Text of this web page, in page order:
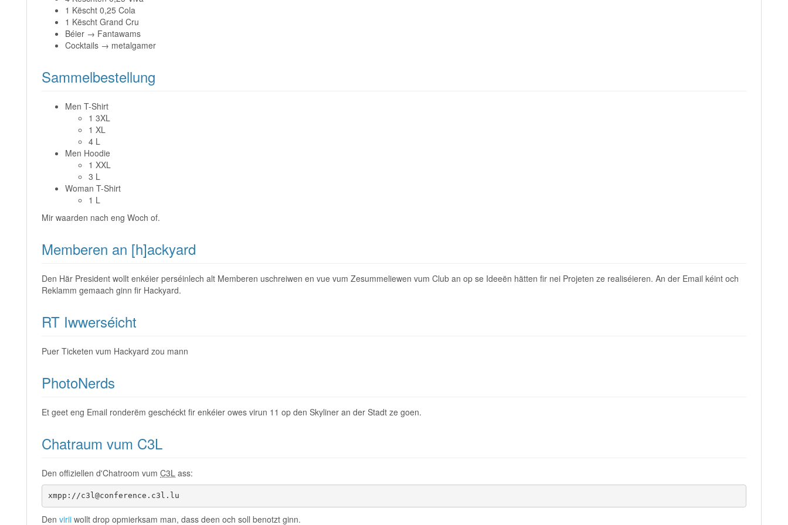
1 Këscht 0,25 Cola
1 Këscht Grand Cru
Béier → Fantawams
Cocktails → metalgamer
Sammelbestellung
Men T-Shirt
1 3XL
1 XL
4 L
Men Hoodie
1 XXL
3 L
Woman T-Shirt
1 L
Mir waarden nach eng Woch of.
Memberen an [h]ackyard
Den Här President wollt enkéier perséinlech alt Memberen uschreiwen en vue vum Zesummeliewen vum Club an op se Ideeën hätten fir nei Projeten ze realiséieren. An der Email kéint och
Reklamm gemaach ginn fir Hackyard.
RT Iwwerséicht
Puer Ticketen vum Hackyard zou mann
PhotoNerds
Et geet eng Email ronderëm geschéckt fir enkéier owes virun 11 op den Skyliner an der Stadt ze goen.
Chatraum vum C3L
Den offiziellen d'Chatroom vum C3L ass:
xmpp://c3l@conference.c3l.lu
Den virii wollt drop opmierksam man, dass deen och soll benotzt ginn.